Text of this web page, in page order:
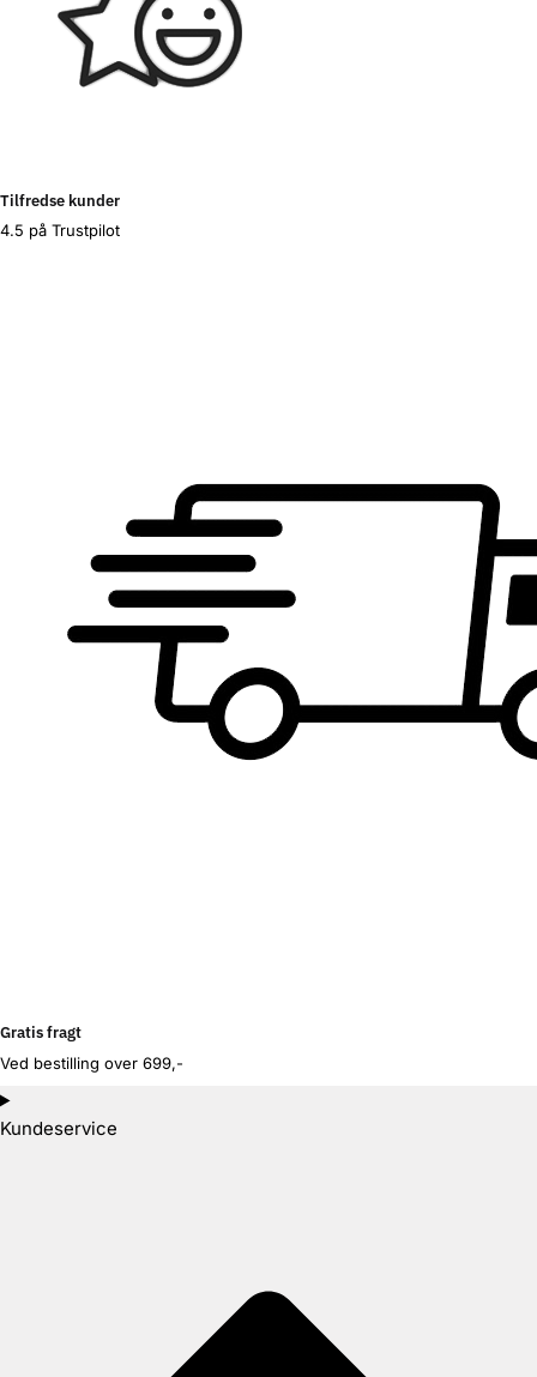
Tilfredse kunder
4.5 på Trustpilot
Gratis fragt
Ved bestilling over 699,-
Kundeservice